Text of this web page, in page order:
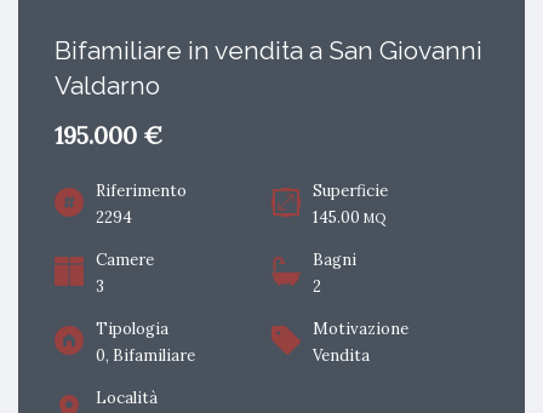
Bifamiliare in vendita a San Giovanni
Valdarno
195.000 €
Riferimento
2294
Superficie
145.00 MQ
Camere
3
Bagni
2
Tipologia
0, Bifamiliare
Motivazione
Vendita
Località